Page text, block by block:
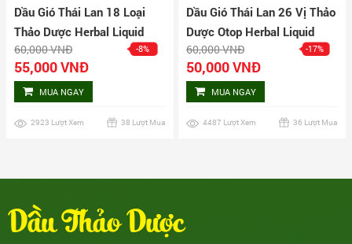
Dầu Gió Thái Lan 18 Loại
Thảo Dược Herbal Liquid
Balm Yatim Brand
60,000 VNĐ -8%
55,000 VNĐ
MUA NGAY
2923 Lượt Xem 38 Lượt Mua
Dầu Gió Thái Lan 26 Vị Thảo
Dược Otop Herbal Liquid
Balm
60,000 VNĐ -17%
50,000 VNĐ
MUA NGAY
4487 Lượt Xem 36 Lượt Mua
Dầu Thảo Dược